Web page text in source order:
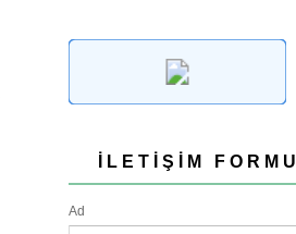
İLETIŞIM FORMU
Ad